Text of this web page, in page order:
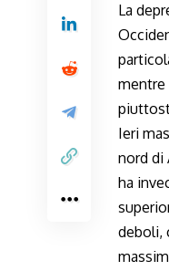
La
mentre
Ieri
nord di
ha
deboli,